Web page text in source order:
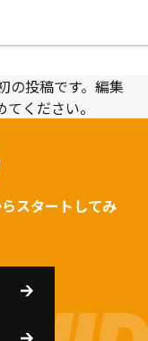
王子市南町3-8 第2原嶋
：042-622-7222
施設紹介
アクセス
会員様の声
お問い合わせ
の投稿です。編集
ください。
スタートしてみ